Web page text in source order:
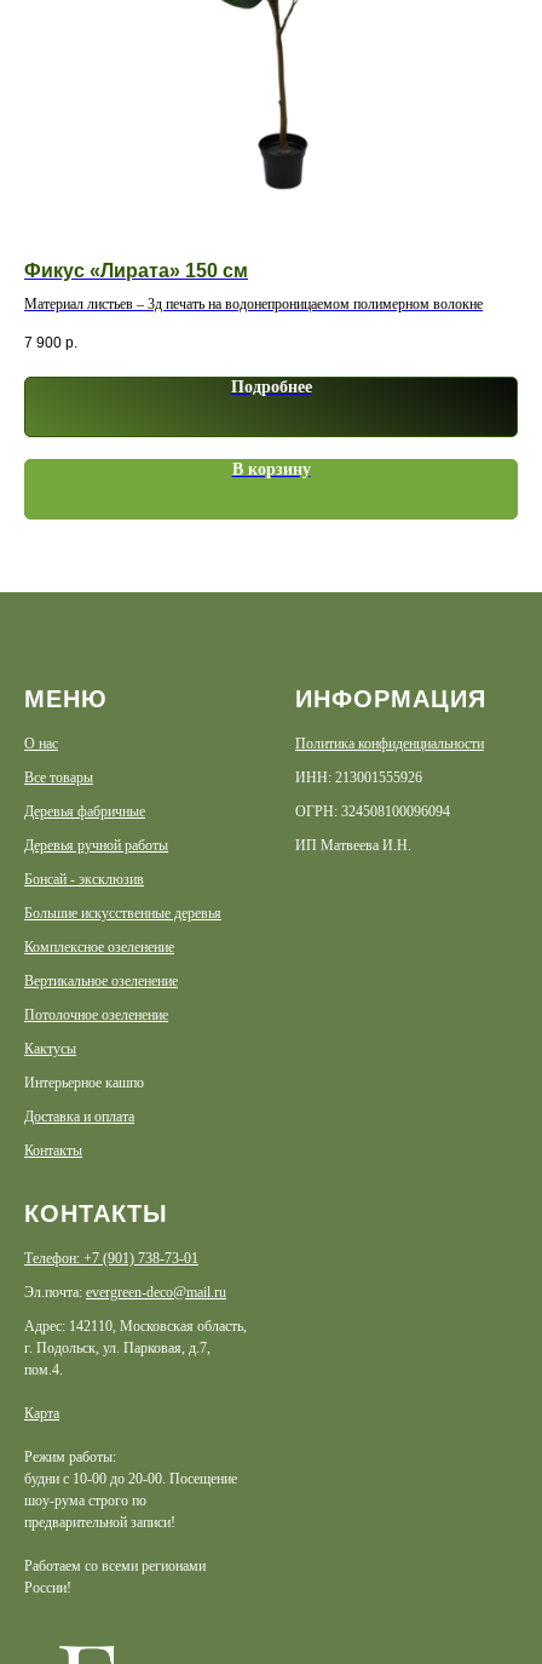
Фикус «Лирата» 150 см
Материал листьев – 3д печать на водонепроницаемом полимерном волокне
7 900 р.
Подробнее
В корзину
МЕНЮ
О нас
Все товары
Деревья фабричные
Деревья ручной работы
Бонсай - эксклюзив
Большие искусственные деревья
Комплексное озеленение
Вертикальное озеленение
Потолочное озеленение
Кактусы
Интерьерное кашпо
Доставка и оплата
Контакты
ИНФОРМАЦИЯ
Политика конфиденциальности
ИНН: 213001555926
ОГРН: 324508100096094
ИП Матвеева И.Н.
КОНТАКТЫ
Телефон: +7 (901) 738-73-01
Эл.почта: evergreen-deco@mail.ru
Адрес: 142110, Московская область,
г. Подольск, ул. Парковая, д.7,
пом.4.
Карта
Режим работы:
будни с 10-00 до 20-00. Посещение
шоу-рума строго по
предварительной записи!
Работаем со всеми регионами
России!